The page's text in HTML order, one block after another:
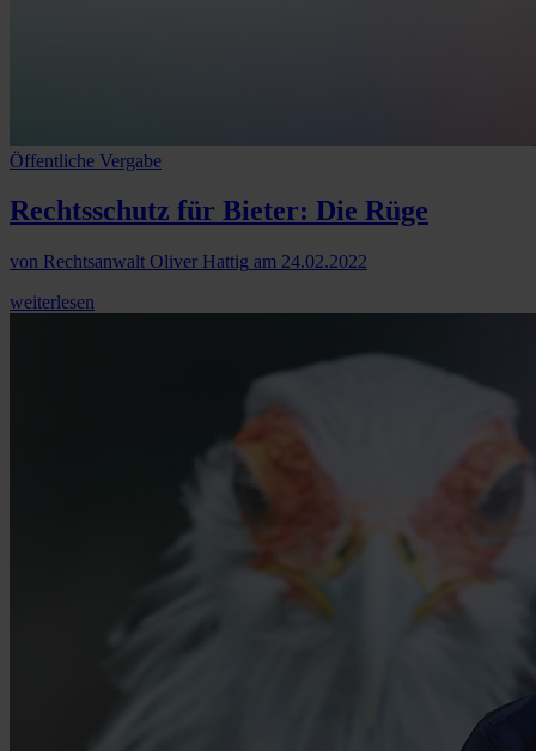
Öffentliche Vergabe
Rechtsschutz für Bieter: Die Rüge
von Rechtsanwalt Oliver Hattig am 24.02.2022
weiterlesen